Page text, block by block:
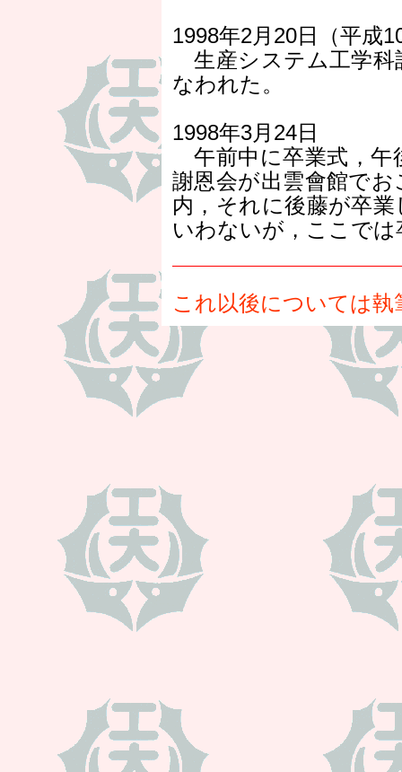
1998年2月20日（平成
生産システム工学科
なわれた。
1998年3月24日
午前中に卒業式，午
謝恩会が出雲會館で
内，それに後藤が卒
いわないが，ここで
これ以後については執